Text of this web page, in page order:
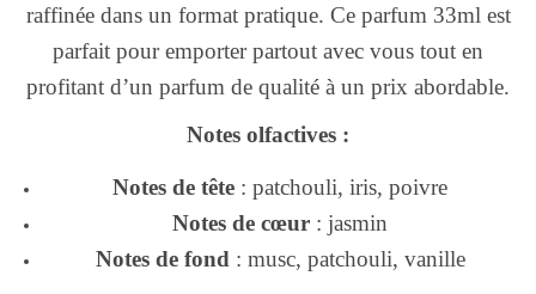
raffinée dans un format pratique. Ce parfum 33ml est
parfait pour emporter partout avec vous tout en
profitant d’un parfum de qualité à un prix abordable.
Notes olfactives :
Notes de tête : patchouli, iris, poivre
Notes de cœur : jasmin
Notes de fond : musc, patchouli, vanille